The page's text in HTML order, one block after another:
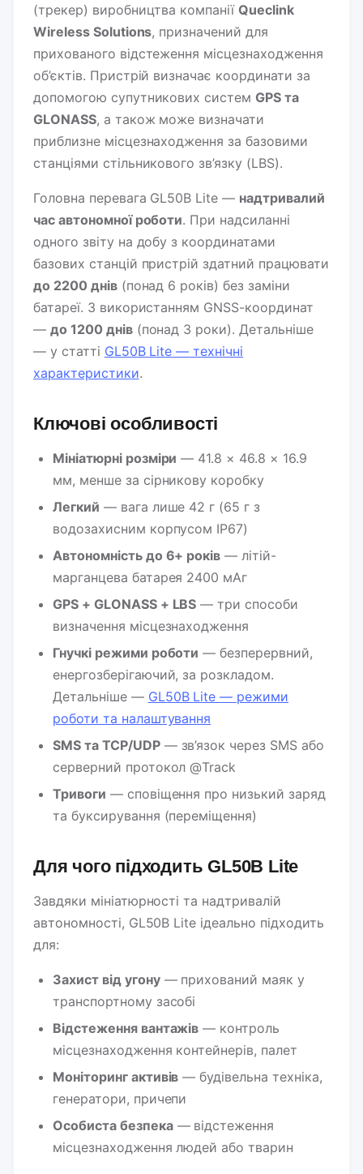
(трекер) виробництва компанії Queclink
Wireless Solutions, призначений для
прихованого відстеження місцезнаходження
об’єктів. Пристрій визначає координати за
допомогою супутникових систем GPS та
GLONASS, а також може визначати
приблизне місцезнаходження за базовими
станціями стільникового зв’язку (LBS).
Головна перевага GL50B Lite — надтривалий
час автономної роботи. При надсиланні
одного звіту на добу з координатами
базових станцій пристрій здатний працювати
до 2200 днів(понад 6 років) без заміни
батареї. З використанням GNSS-координат
— до 1200 днів(понад 3 роки). Детальніше
— у статті GL50B Lite — технічні
характеристики.
Ключові особливості
Мініатюрні розміри — 41.8 × 46.8 × 16.9
мм, менше за сірникову коробку
Легкий — вага лише 42 г (65 г з
водозахисним корпусом IP67)
Автономність до 6+ років — літій-
марганцева батарея 2400 мАг
GPS + GLONASS + LBS — три способи
визначення місцезнаходження
Гнучкі режими роботи — безперервний,
енергозберігаючий, за розкладом.
Детальніше — GL50B Lite — режими
роботи та налаштування
SMS та TCP/UDP— зв’язок через SMS або
серверний протокол @Track
Тривоги — сповіщення про низький заряд
та буксирування (переміщення)
Для чого підходить GL50B Lite
Завдяки мініатюрності та надтривалій
автономності, GL50B Lite ідеально підходить
для:
Захист від угону— прихований маяк у
транспортному засобі
Відстеження вантажів — контроль
місцезнаходження контейнерів, палет
Моніторинг активів — будівельна техніка,
генератори, причепи
Особиста безпека— відстеження
місцезнаходження людей або тварин